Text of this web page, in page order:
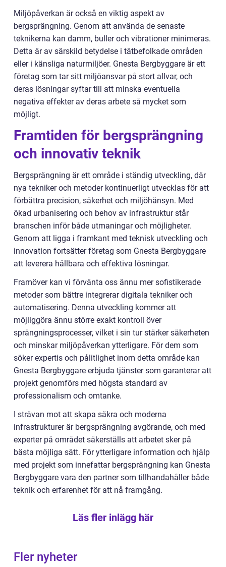
Miljöpåverkan är också en viktig aspekt av
bergsprängning. Genom att använda de senaste
teknikerna kan damm, buller och vibrationer minimeras.
Detta är av särskild betydelse i tätbefolkade områden
eller i känsliga naturmiljöer. Gnesta Bergbyggare är ett
företag som tar sitt miljöansvar på stort allvar, och
deras lösningar syftar till att minska eventuella
negativa effekter av deras arbete så mycket som
möjligt.
Framtiden för bergsprängning
och innovativ teknik
Bergsprängning är ett område i ständig utveckling, där
nya tekniker och metoder kontinuerligt utvecklas för att
förbättra precision, säkerhet och miljöhänsyn. Med
ökad urbanisering och behov av infrastruktur står
branschen inför både utmaningar och möjligheter.
Genom att ligga i framkant med teknisk utveckling och
innovation fortsätter företag som Gnesta Bergbyggare
att leverera hållbara och effektiva lösningar.
Framöver kan vi förvänta oss ännu mer sofistikerade
metoder som bättre integrerar digitala tekniker och
automatisering. Denna utveckling kommer att
möjliggöra ännu större exakt kontroll över
sprängningsprocesser, vilket i sin tur stärker säkerheten
och minskar miljöpåverkan ytterligare. För dem som
söker expertis och pålitlighet inom detta område kan
Gnesta Bergbyggare erbjuda tjänster som garanterar att
projekt genomförs med högsta standard av
professionalism och omtanke.
I strävan mot att skapa säkra och moderna
infrastrukturer är bergsprängning avgörande, och med
experter på området säkerställs att arbetet sker på
bästa möjliga sätt. För ytterligare information och hjälp
med projekt som innefattar bergsprängning kan Gnesta
Bergbyggare vara den partner som tillhandahåller både
teknik och erfarenhet för att nå framgång.
Läs fler inlägg här
Fler nyheter